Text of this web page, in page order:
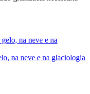
na neve e na glaciologia